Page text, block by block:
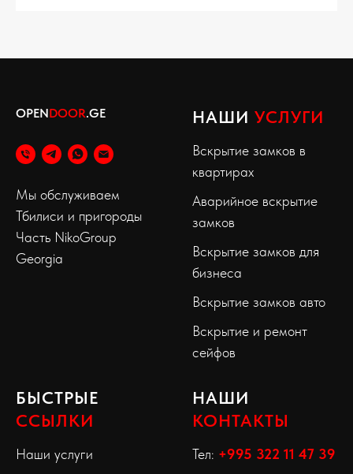
OPENDOOR.GE
Мы обслуживаем
Тбилиси и пригороды
Часть NikoGroup
Georgia
НАШИ УСЛУГИ
Вскрытие замков в
квартирах
Аварийное вскрытие
замков
Вскрытие замков для
бизнеса
Вскрытие замков авто
Вскрытие и ремонт
сейфов
БЫСТРЫЕ
ССЫЛКИ
Наши услуги
НАШИ
КОНТАКТЫ
Тел: +995 322 11 47 39